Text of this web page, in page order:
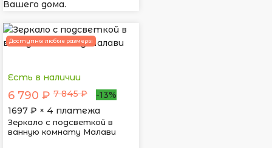
Вашего дома.
Доступны любые размеры
Есть в наличии
6 790 ₽ 7 845 ₽
-13%
1697 ₽ × 4 платежа
Зеркало с подсветкой в
ванную комнату Малави